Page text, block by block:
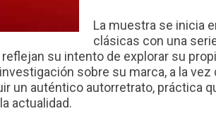
La muestra se inicia
clásicas con una
su intento de explorar su
sobre su marca, a la
un auténtico autorretrato, práctica
actualidad.